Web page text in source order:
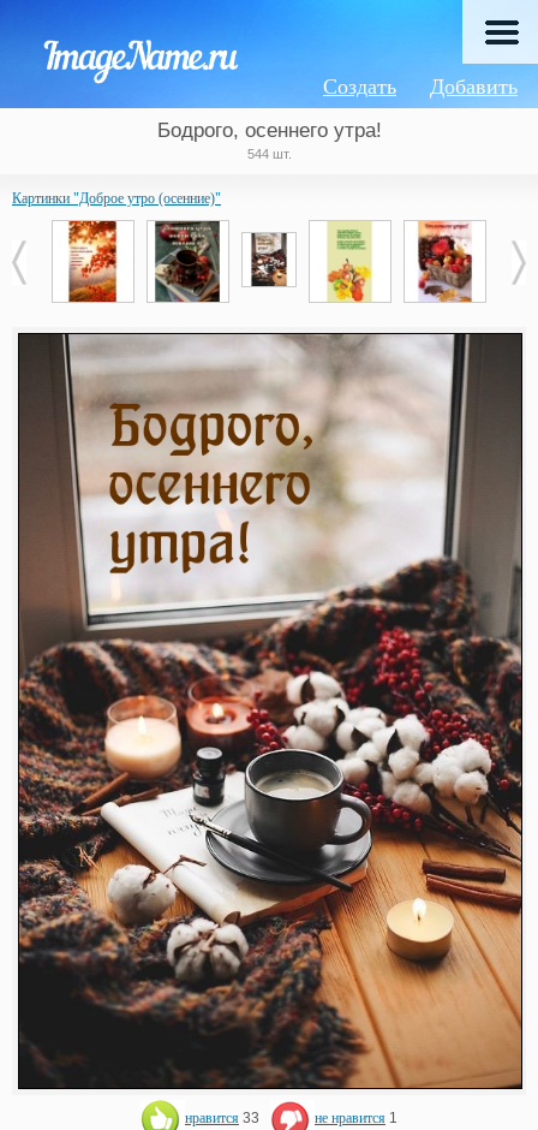
Добавить
Создать
Бодрого, осеннего утра!
544 шт.
Картинки "Доброе утро (осенние)"
нравится 33 не нравится 1